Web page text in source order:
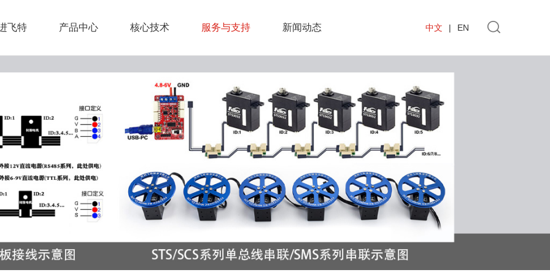
中文 | EN
飞特 产品中心 核心技术 服务与支持 新闻动态